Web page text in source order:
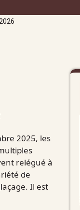
2025, les
relégué à
de
Il est